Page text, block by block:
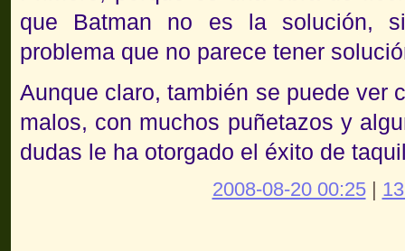
que Batman no es la solución,
problema que no parece tener
Aunque claro, también se puede ver
malos, con muchos puñetazos y
dudas le ha otorgado el éxito de
2008-08-20 00:25|